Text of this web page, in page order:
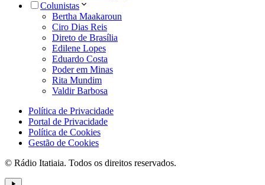
Colunistas
Bertha Maakaroun
Ciro Dias Reis
Direto de Brasília
Edilene Lopes
Eduardo Costa
Poder em Minas
Rita Mundim
Valdir Barbosa
Política de Privacidade
Portal de Privacidade
Política de Cookies
Gestão de Cookies
© Rádio Itatiaia. Todos os direitos reservados.